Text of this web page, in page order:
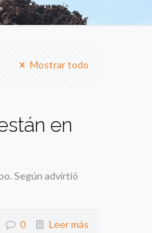
Mostrar todo
en
Según advirtió
0 Leer más